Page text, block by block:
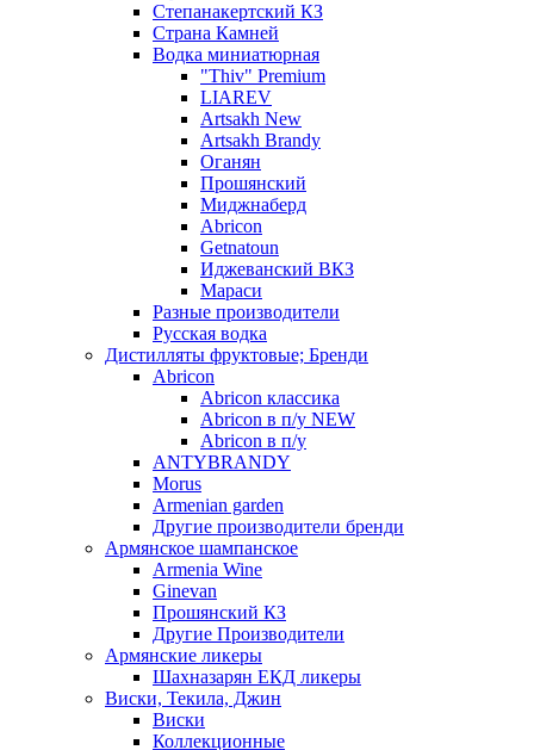
Степанакертский КЗ
Страна Камней
Водка миниатюрная
"Thiv" Premium
LIAREV
Artsakh New
Artsakh Brandy
Оганян
Прошянский
Миджнаберд
Abricon
Getnatoun
Иджеванский ВКЗ
Мараси
Разные производители
Русская водка
Дистилляты фруктовые; Бренди
Abricon
Abricon классика
Abricon в п/у NEW
Abricon в п/у
ANTYBRANDY
Morus
Armenian garden
Другие производители бренди
Армянское шампанское
Armenia Wine
Ginevan
Прошянский КЗ
Другие Производители
Армянские ликеры
Шахназарян ЕКД ликеры
Виски, Текила, Джин
Виски
Коллекционные